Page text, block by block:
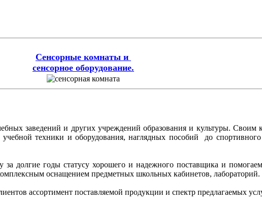
Сенсорные комнаты и
сенсорное оборудование.
заведений и других учреждений образования и культуры.
техники и оборудования, наглядных пособий до
за долгие годы статусу хорошего и надежного поставщика и
оснащением предметных школьных кабинетов, лабораторий.
ассортимент поставляемой продукции и спектр предлагаемых